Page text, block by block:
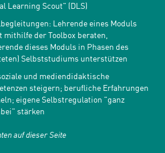
Learning Scout" (DLS)
Lehrende eines Moduls
mithilfe der Toolbox beraten,
dieses Moduls in Phasen des
Selbststudiums unterstützen
und mediendidaktische
steigern; berufliche Erfahrungen
eigene Selbstregulation "ganz
stärken
auf dieser Seite